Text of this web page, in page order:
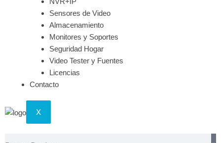
Sensores de Video
Almacenamiento
Monitores y Soportes
Seguridad Hogar
Video Tester y Fuentes
Licencias
Contacto
X